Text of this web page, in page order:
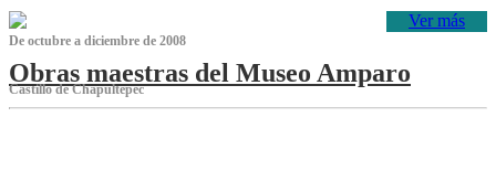
Ver más
De octubre a diciembre de 2008
Obras maestras del Museo Amparo
Castillo de Chapultepec